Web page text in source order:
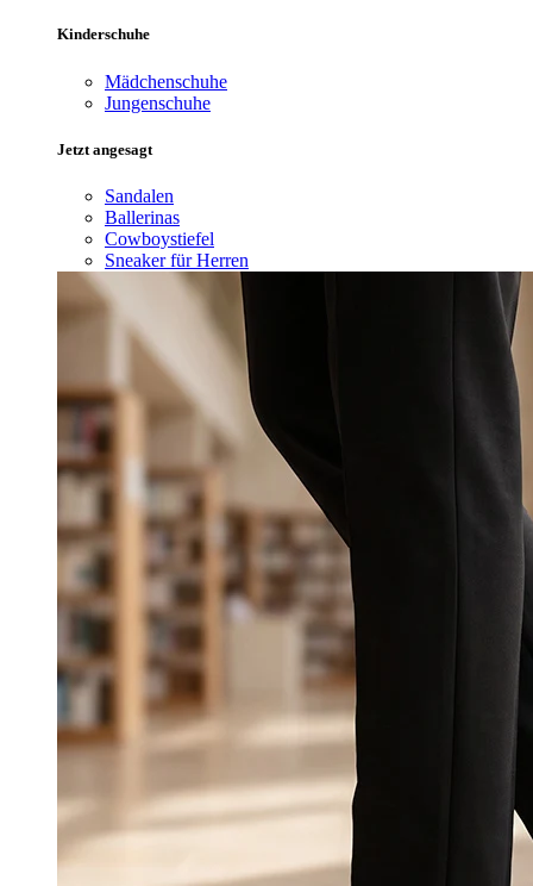
Kinderschuhe
Mädchenschuhe
Jungenschuhe
Jetzt angesagt
Sandalen
Ballerinas
Cowboystiefel
Sneaker für Herren